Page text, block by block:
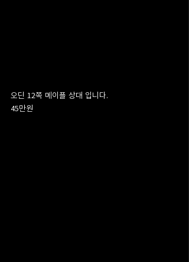
오딘 12쪽 메이플 상대 입니다.
45만원